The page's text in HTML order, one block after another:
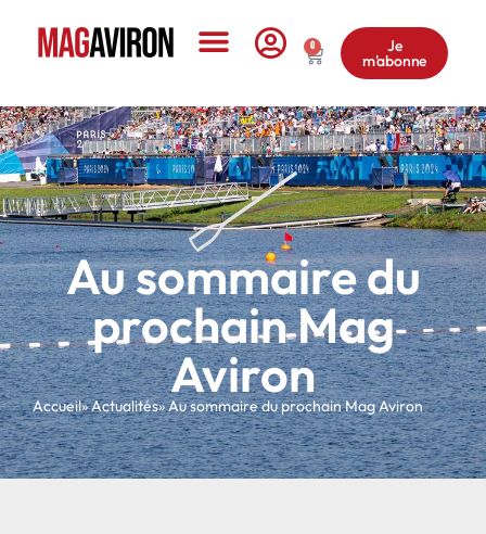
0 Je
m'abonne
Au sommaire du
prochain Mag
Aviron
Accueil» Actualités» Au sommaire du prochain Mag Aviron